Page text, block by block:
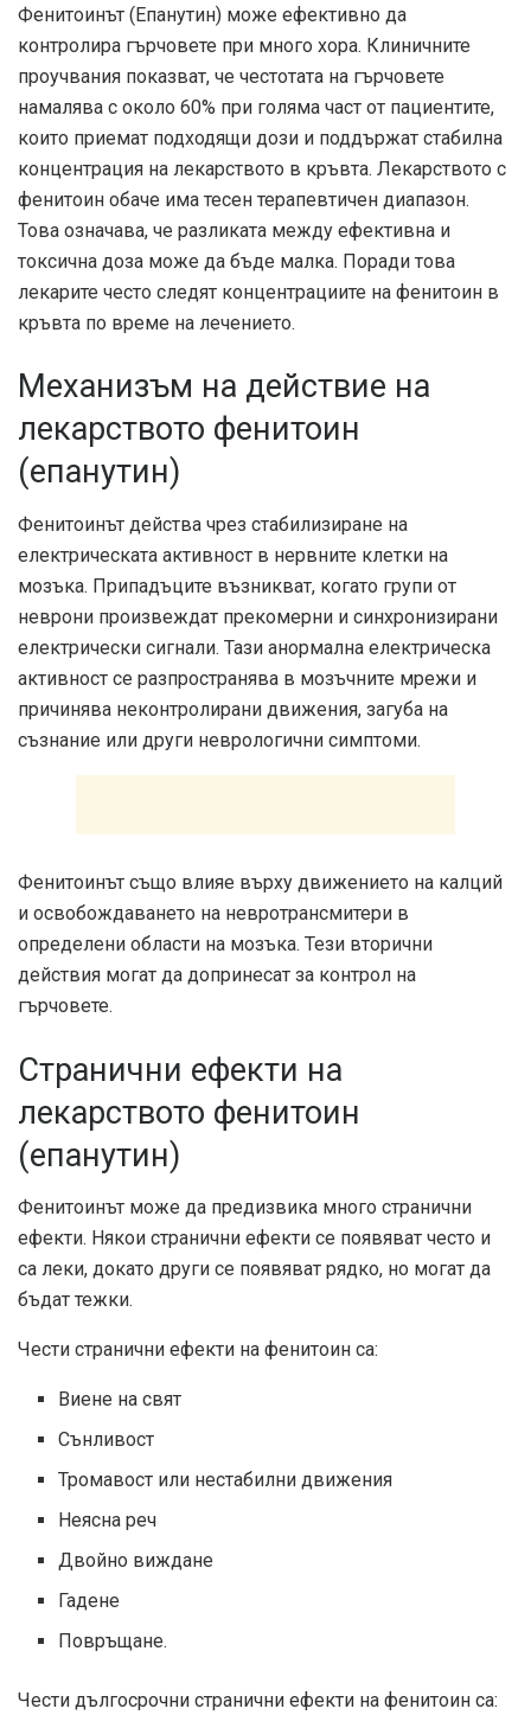
Фенитоинът (Епанутин) може ефективно да
контролира гърчовете при много хора. Клиничните
проучвания показват, че честотата на гърчовете
намалява с около 60% при голяма част от пациентите,
които приемат подходящи дози и поддържат стабилна
концентрация на лекарството в кръвта. Лекарството с
фенитоин обаче има тесен терапевтичен диапазон.
Това означава, че разликата между ефективна и
токсична доза може да бъде малка. Поради това
лекарите често следят концентрациите на фенитоин в
кръвта по време на лечението.
Механизъм на действие на
лекарството фенитоин
(епанутин)
Фенитоинът действа чрез стабилизиране на
електрическата активност в нервните клетки на
мозъка. Припадъците възникват, когато групи от
неврони произвеждат прекомерни и синхронизирани
електрически сигнали. Тази анормална електрическа
активност се разпространява в мозъчните мрежи и
причинява неконтролирани движения, загуба на
съзнание или други неврологични симптоми.
Фенитоинът също влияе върху движението на калций
и освобождаването на невротрансмитери в
определени области на мозъка. Тези вторични
действия могат да допринесат за контрол на
гърчовете.
Странични ефекти на
лекарството фенитоин
(епанутин)
Фенитоинът може да предизвика много странични
ефекти. Някои странични ефекти се появяват често и
са леки, докато други се появяват рядко, но могат да
бъдат тежки.
Чести странични ефекти на фенитоин са:
Виене на свят
Сънливост
Тромавост или нестабилни движения
Неясна реч
Двойно виждане
Гадене
Повръщане.
Чести дългосрочни странични ефекти на фенитоин са: